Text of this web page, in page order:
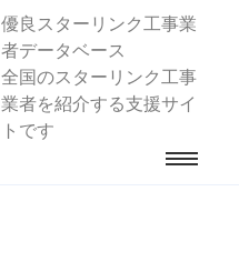
優良スターリンク工事業
者データベース
全国のスターリンク工事
業者を紹介する支援サイ
トです